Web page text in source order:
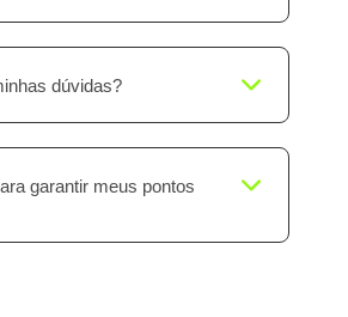
dúvidas?
garantir meus pontos